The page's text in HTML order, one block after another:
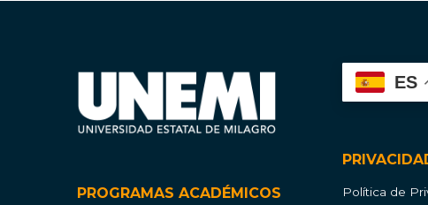
PROGRAMAS ACADÉMICOS
ES
Política de